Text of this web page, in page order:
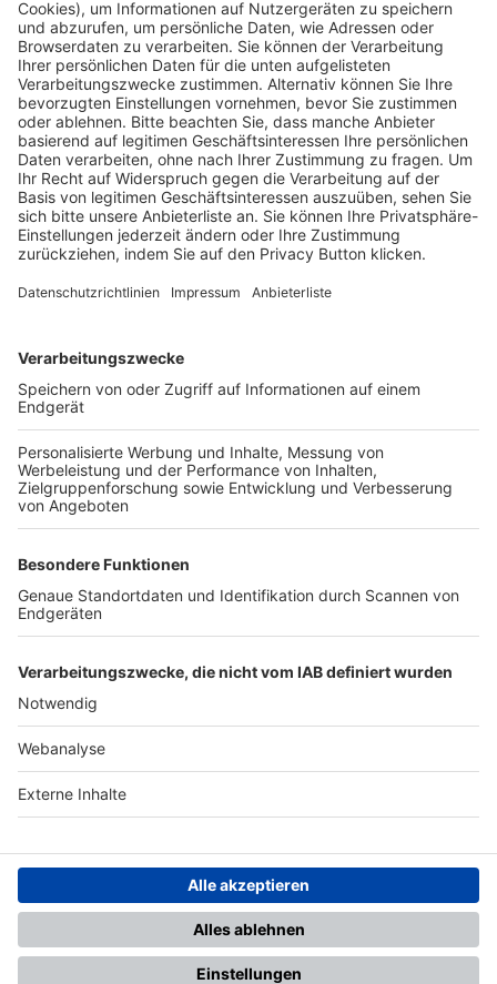
Pässe und Vereinswechsel
Trainerausbildung
Schulungsangebot Vereinsmitarbeiter
BFV-Geschäftsstellen
Trainerbörse
Login SpielPlus
FOLGE DEM BFV
TOP-VEREINE
TOP-PARTNER
Nutzungsbedingungen Datenschutz Impressum